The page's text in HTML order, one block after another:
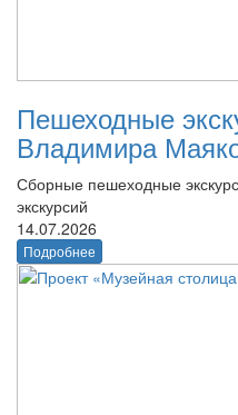
Пешеходные
Владимира
Сборные пешеходные
экскурсий
14.07.2026
Подробнее